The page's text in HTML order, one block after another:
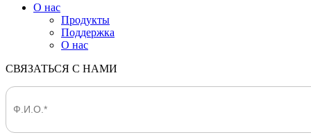
О нас
Продукты
Поддержка
О нас
СВЯЗАТЬСЯ С НАМИ